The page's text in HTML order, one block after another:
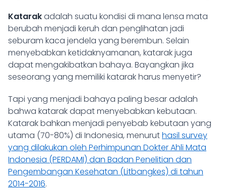
Katarakadalah suatu kondisi di mana lensa mata
berubah menjadi keruh dan penglihatan jadi
seburam kaca jendela yang berembun. Selain
menyebabkan ketidaknyamanan, katarak juga
dapat mengakibatkan bahaya. Bayangkan jika
seseorang yang memiliki katarak harus menyetir?
Tapi yang menjadi bahaya paling besar adalah
bahwa katarak dapat menyebabkan kebutaan.
Katarak bahkan menjadi penyebab kebutaan yang
utama (70-80%) di Indonesia, menuruthasil survey
yang dilakukan oleh Perhimpunan Dokter Ahli Mata
Indonesia (PERDAMI) dan Badan Penelitian dan
Pengembangan Kesehatan (Litbangkes) di tahun
2014-2016.